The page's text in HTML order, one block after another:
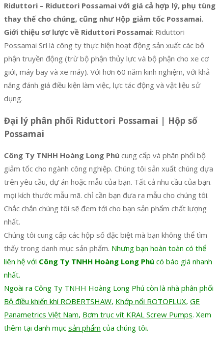
Riduttori – Riduttori Possamai với giá cả hợp lý, phụ tùng
thay thế cho chúng, cũng như Hộp giảm tốc Possamai.
Giới thiệu sơ lược về Riduttori Possamai: Riduttori
Possamai Srl là công ty thực hiện hoạt động sản xuất các bộ
phận truyền động (trừ bộ phận thủy lực và bộ phận cho xe cơ
giới, máy bay và xe máy). Với hơn 60 năm kinh nghiệm, với khả
năng đánh giá điều kiện làm việc, lực tác động và vật liệu sử
dụng.
Đại lý phân phối Riduttori Possamai | Hộp số
Possamai
Công Ty TNHH Hoàng Long Phú cung cấp và phân phối bộ
giảm tốc cho ngành công nghiệp. Chúng tôi sản xuất chúng dựa
trên yêu cầu, dự án hoặc mẫu của bạn. Tất cả nhu cầu của bạn.
mọi kích thước mẫu mã. chỉ cần bạn đưa ra mẫu cho chúng tôi.
Chắc chắn chúng tôi sẽ đem tới cho bạn sản phẩm chất lượng
nhất.
Chúng tôi cung cấp các hộp số đặc biệt mà bạn không thể tìm
thấy trong danh mục sản phẩm. Nhưng bạn hoàn toàn có thể
liên hệ với Công Ty TNHH Hoàng Long Phú có báo giá nhanh
nhất.
Ngoài ra Công Ty TNHH Hoàng Long Phú còn là nhà phân phối
Bộ điều khiển khí ROBERTSHAW, Khớp nối ROTOFLUX, GE
Panametrics Việt Nam, Bơm trục vít KRAL Screw Pumps. Xem
thêm tại danh mục sản phẩm của chúng tôi.